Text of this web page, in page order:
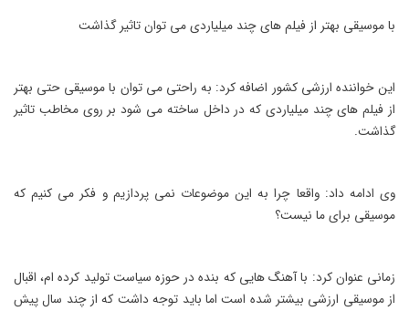
با موسیقی بهتر از فیلم های چند میلیاردی می توان تاثیر گذاشت
این خواننده ارزشی کشور اضافه کرد: به راحتی می توان با موسیقی حتی بهتر
از فیلم های چند میلیاردی که در داخل ساخته می شود بر روی مخاطب تاثیر
گذاشت.
وی ادامه داد: واقعا چرا به این موضوعات نمی پردازیم و فکر می کنیم که
موسیقی برای ما نیست؟
زمانی عنوان کرد: با آهنگ هایی که بنده در حوزه سیاست تولید کرده ام، اقبال
از موسیقی ارزشی بیشتر شده است اما باید توجه داشت که از چند سال پیش